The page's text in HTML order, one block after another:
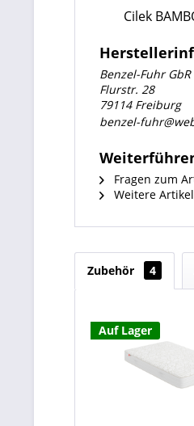
Cilek
Benzel-Fuhr
Flurstr. 28
79114 Freiburg
benzel-
Fragen zum
Weitere
Zubehör 4
Auf Lager